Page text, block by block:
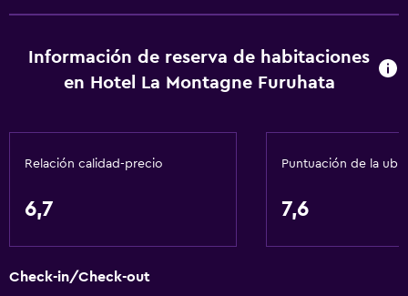
Gel de ducha
Aire acondicionado
Baño
Baño compartido
Información de reserva de habitaciones
en Hotel La Montagne Furuhata
Relación calidad-precio
6,7
Puntuación de la
7,6
Check-in/Check-out